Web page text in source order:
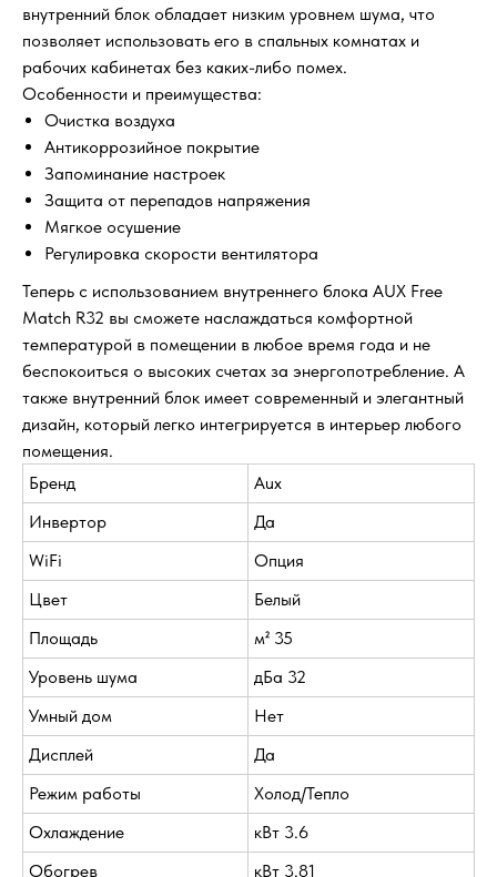
внутренний блок обладает низким уровнем шума, что
позволяет использовать его в спальных комнатах и
рабочих кабинетах без каких-либо помех.
Особенности и преимущества:
Очистка воздуха
Антикоррозийное покрытие
Запоминание настроек
Защита от перепадов напряжения
Мягкое осушение
Регулировка скорости вентилятора
Теперь с использованием внутреннего блока AUX Free
Match R32 вы сможете наслаждаться комфортной
температурой в помещении в любое время года и не
беспокоиться о высоких счетах за энергопотребление. А
также внутренний блок имеет современный и элегантный
дизайн, который легко интегрируется в интерьер любого
помещения.
Бренд
Aux
Инвертор
Да
WiFi
Опция
Цвет
Белый
Площадь
м² 35
Уровень шума
дБа 32
Умный дом
Нет
Дисплей
Да
Режим работы
Холод/Тепло
Охлаждение
кВт 3.6
Обогрев
кВт 3.81